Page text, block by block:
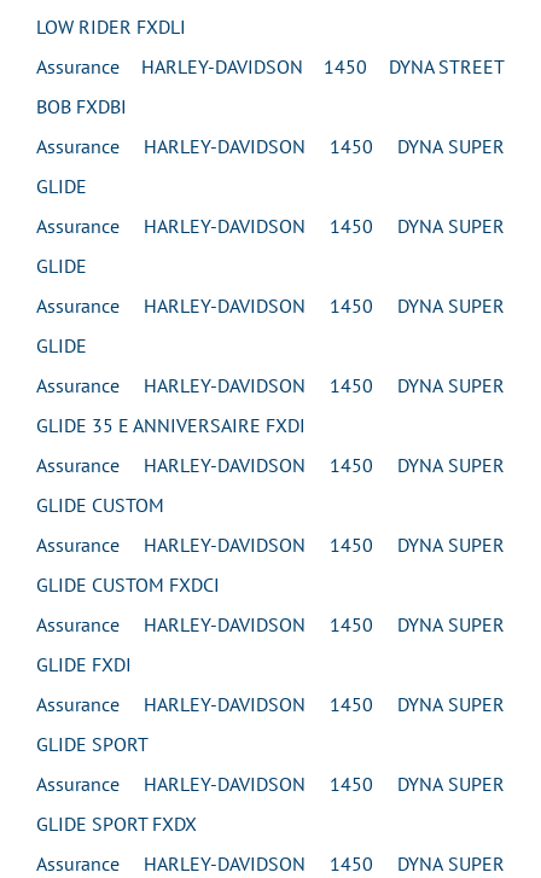
LOW RIDER FXDLI
Assurance HARLEY-DAVIDSON 1450 DYNA STREET
BOB FXDBI
Assurance HARLEY-DAVIDSON 1450 DYNA SUPER
GLIDE
Assurance HARLEY-DAVIDSON 1450 DYNA SUPER
GLIDE
Assurance HARLEY-DAVIDSON 1450 DYNA SUPER
GLIDE
Assurance HARLEY-DAVIDSON 1450 DYNA SUPER
GLIDE 35 E ANNIVERSAIRE FXDI
Assurance HARLEY-DAVIDSON 1450 DYNA SUPER
GLIDE CUSTOM
Assurance HARLEY-DAVIDSON 1450 DYNA SUPER
GLIDE CUSTOM FXDCI
Assurance HARLEY-DAVIDSON 1450 DYNA SUPER
GLIDE FXDI
Assurance HARLEY-DAVIDSON 1450 DYNA SUPER
GLIDE SPORT
Assurance HARLEY-DAVIDSON 1450 DYNA SUPER
GLIDE SPORT FXDX
Assurance HARLEY-DAVIDSON 1450 DYNA SUPER